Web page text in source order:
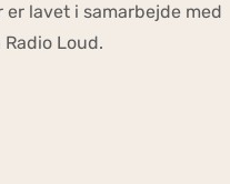
lavet i samarbejde med
Loud.